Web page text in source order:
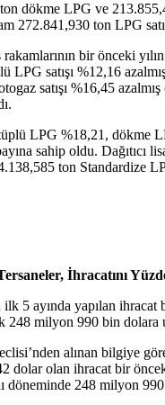
dökme LPG ve
272.841,930 ton LPG
rakamlarının bir önceki
LPG satışı %12,16
satışı %16,45
tüplü LPG %18,21, dökme
sahip oldu. Dağıtıcı
ton Standardize
İhracatını
ilk 5 ayında yapılan ihracat
248 milyon 990 bin dolara
alınan bilgiye
dolar olan ihracat bir
döneminde 248 milyon